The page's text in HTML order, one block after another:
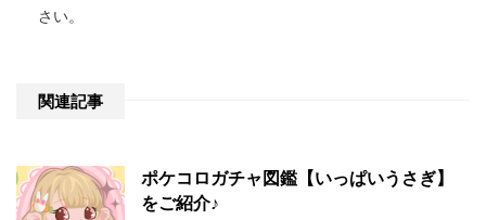
さい。
関連記事
ポケコロガチャ図鑑【いっぱいうさぎ】
をご紹介♪